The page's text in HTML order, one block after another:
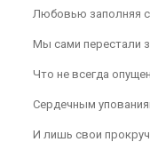
Любовью заполняя
Мы сами перестали
Что не всегда
Сердечным
И лишь свои